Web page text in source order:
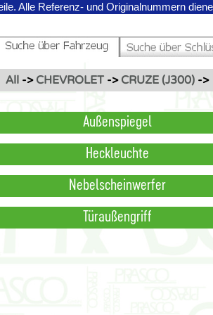
Alle Referenz- und Originalnummern
All-> CHEVROLET -> CRUZE (J300) ->
Außenspiegel
Heckleuchte
Nebelscheinwerfer
Türaußengriff